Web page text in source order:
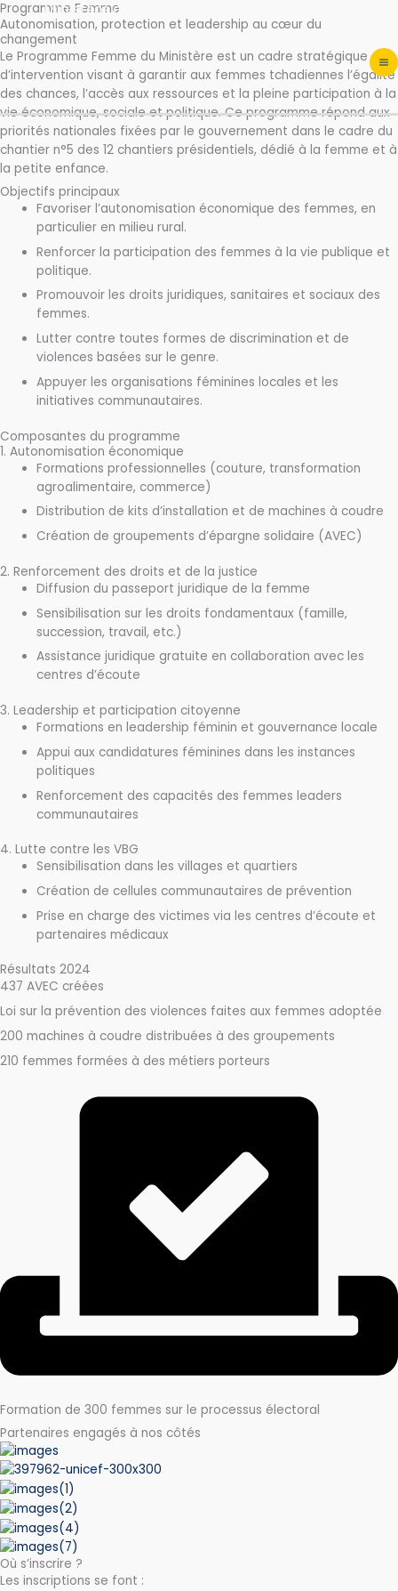
Aller
au
contenu
Ministère de la femme et de la petite enfance
Programme Femme
Autonomisation, protection et leadership au cœur du
changement
Le Programme Femme du Ministère est un cadre stratégique
d’intervention visant à garantir aux femmes tchadiennes l’égalité
des chances, l’accès aux ressources et la pleine participation à la
vie économique, sociale et politique. Ce programme répond aux
priorités nationales fixées par le gouvernement dans le cadre du
chantier n°5 des 12 chantiers présidentiels, dédié à la femme et à
la petite enfance.
Objectifs principaux
Favoriser l’autonomisation économique des femmes, en
particulier en milieu rural.
Renforcer la participation des femmes à la vie publique et
politique.
Promouvoir les droits juridiques, sanitaires et sociaux des
femmes.
Lutter contre toutes formes de discrimination et de
violences basées sur le genre.
Appuyer les organisations féminines locales et les
initiatives communautaires.
Composantes du programme
1. Autonomisation économique
Formations professionnelles (couture, transformation
agroalimentaire, commerce)
Distribution de kits d’installation et de machines à coudre
Création de groupements d’épargne solidaire (AVEC)
2. Renforcement des droits et de la justice
Diffusion du passeport juridique de la femme
Sensibilisation sur les droits fondamentaux (famille,
succession, travail, etc.)
Assistance juridique gratuite en collaboration avec les
centres d’écoute
3. Leadership et participation citoyenne
Formations en leadership féminin et gouvernance locale
Appui aux candidatures féminines dans les instances
politiques
Renforcement des capacités des femmes leaders
communautaires
4. Lutte contre les VBG
Sensibilisation dans les villages et quartiers
Création de cellules communautaires de prévention
Prise en charge des victimes via les centres d’écoute et
partenaires médicaux
Résultats 2024
437 AVEC créées
Loi sur la prévention des violences faites aux femmes adoptée
200 machines à coudre distribuées à des groupements
210 femmes formées à des métiers porteurs
Formation de 300 femmes sur le processus électoral
Partenaires engagés à nos côtés
Où s’inscrire ?
Les inscriptions se font :